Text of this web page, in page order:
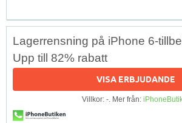
Lagerrensning på iPhone 6-
Upp till 82% rabatt
VISA ERBJUDANDE
Villkor: -. Mer från: